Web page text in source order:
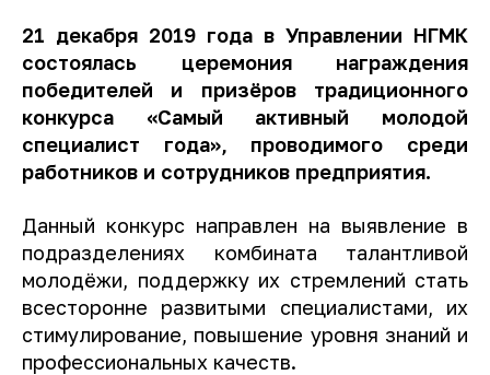
21 декабря 2019 года в Управлении НГМК
состоялась церемония награждения
победителей и призёров традиционного
конкурса «Самый активный молодой
специалист года», проводимого среди
работников и сотрудников предприятия.
Данный конкурс направлен на выявление в
подразделениях комбината талантливой
молодёжи, поддержку их стремлений стать
всесторонне развитыми специалистами, их
стимулирование, повышение уровня знаний и
профессиональных качеств.